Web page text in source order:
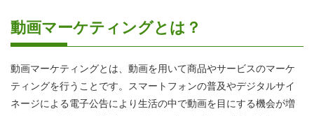
動画マーケティングとは？
動画マーケティングとは、動画を用いて商品やサービスのマーケ
ティングを行うことです。スマートフォンの普及やデジタルサイ
ネージによる電子公告により生活の中で動画を目にする機会が増